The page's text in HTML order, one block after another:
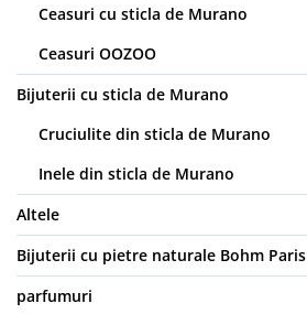
Ceasuri cu sticla de Murano
Ceasuri OOZOO
Bijuterii cu sticla de Murano
Cruciulite din sticla de Murano
Inele din sticla de Murano
Altele
Bijuterii cu pietre naturale Bohm Paris
parfumuri